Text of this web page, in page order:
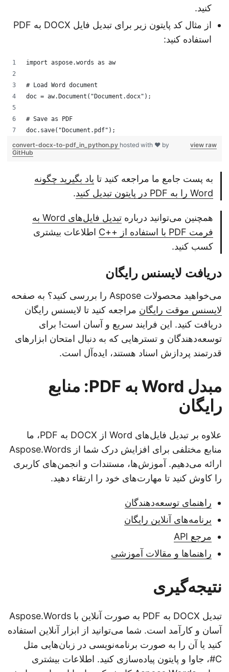
کنید.
از مثال کد پایتون زیر برای تبدیل فایل DOCX به PDF
استفاده کنید:
import aspose.words as aw
# Load Word document
doc = aw.Document("Document.docx");
# Save as PDF
doc.save("Document.pdf");
view raw
convert-docx-to-pdf_in_python.pyhosted with ❤ by
GitHub
به پست جامع ما مراجعه کنید تایاد بگیرید چگونه
Word را به PDF در پایتون تبدیل کنید
.
همچنین می‌توانید درباره
تبدیل فایل‌های Word به
فرمت PDF با استفاده از ++C
اطلاعات بیشتری
کسب کنید.
دریافت لایسنس رایگان
می‌خواهید محصولات Aspose را بررسی کنید؟ به صفحه
لایسنس موقت رایگانمراجعه کنید تا لایسنس رایگان
دریافت کنید. این فرایند سریع و آسان است! برای
توسعه‌دهندگان و تسترهایی که به دنبال امتحان ابزارهای
قدرتمند پردازش اسناد هستند، ایده‌آل است.
مبدل Word به PDF: منابع
رایگان
علاوه بر تبدیل فایل‌های Word از DOCX به PDF، ما
منابع مختلفی برای افزایش درک شما از Aspose.Words
ارائه می‌دهیم. آموزش‌ها، مستندات و انجمن‌های کاربری
را کاوش کنید تا مهارت‌های خود را ارتقاء دهید.
راهنمای توسعه‌دهندگان
برنامه‌های آنلاین رایگان
مرجع API
راهنماها و مقالات آموزشی
نتیجه‌گیری
تبدیل DOCX به PDF به صورت آنلاین با Aspose.Words
آسان و کارآمد است. شما می‌توانید از ابزار آنلاین استفاده
کنید یا آن را به صورت برنامه‌نویسی در زبان‌هایی مثل
C#، جاوا و پایتون پیاده‌سازی کنید. اطلاعات بیشتری